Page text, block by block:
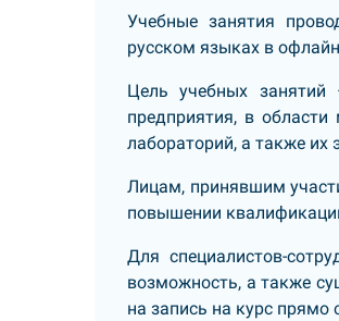
Учебные занятия
русском языках в
Цель учебных занятий
предприятия, в области
лабораторий, а также их
Лицам, принявшим
повышении
Для специалистов-
возможность, а также
на запись на курс прямо